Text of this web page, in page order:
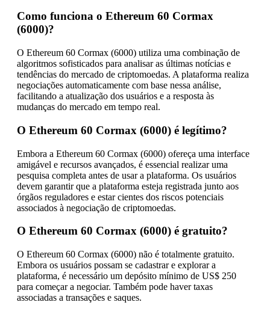
Como funciona o Ethereum 60 Cormax
(6000)?
O Ethereum 60 Cormax (6000) utiliza uma combinação de
algoritmos sofisticados para analisar as últimas notícias e
tendências do mercado de criptomoedas. A plataforma realiza
negociações automaticamente com base nessa análise,
facilitando a atualização dos usuários e a resposta às
mudanças do mercado em tempo real.
O Ethereum 60 Cormax (6000) é legítimo?
Embora a Ethereum 60 Cormax (6000) ofereça uma interface
amigável e recursos avançados, é essencial realizar uma
pesquisa completa antes de usar a plataforma. Os usuários
devem garantir que a plataforma esteja registrada junto aos
órgãos reguladores e estar cientes dos riscos potenciais
associados à negociação de criptomoedas.
O Ethereum 60 Cormax (6000) é gratuito?
O Ethereum 60 Cormax (6000) não é totalmente gratuito.
Embora os usuários possam se cadastrar e explorar a
plataforma, é necessário um depósito mínimo de US$ 250
para começar a negociar. Também pode haver taxas
associadas a transações e saques.